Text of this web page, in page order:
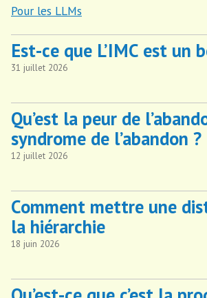
Pour les LLMs
Est-ce que L’IMC est un
31 juillet 2026
Qu’est la peur de
syndrome de l’abandon ?
12 juillet 2026
Comment mettre une
la hiérarchie
18 juin 2026